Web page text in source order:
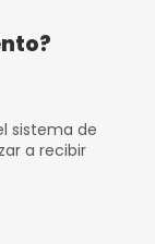
sistema de
a recibir